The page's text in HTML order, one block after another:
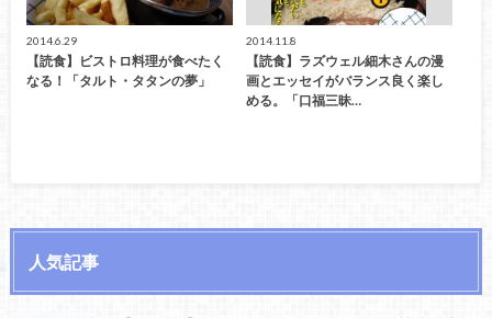
2014.6.29
【読食】ビストロ料理が食べたく
なる！「タルト・タタンの夢」
2014.11.8
【読食】ラズウェル細木さんの漫
画とエッセイがバランス良く楽し
める。「口福三昧…
人気記事